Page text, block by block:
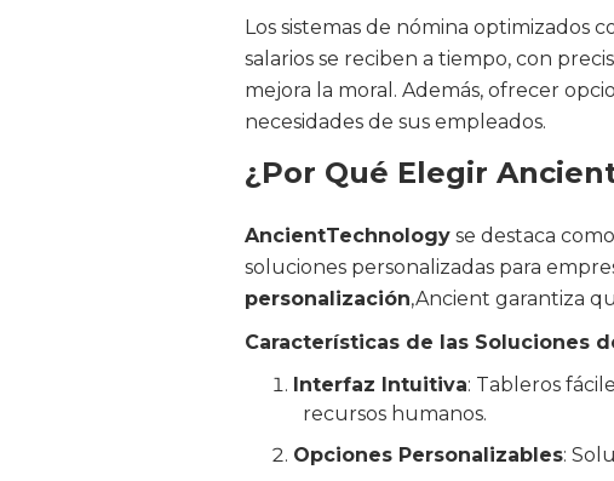
Los sistemas de nómina optimizados
salarios se reciben a tiempo, con
mejora la moral. Además, ofrecer
necesidades de sus empleados.
¿Por Qué Elegir
AncientTechnology se destaca
soluciones personalizadas para
personalización,Ancient garantiza
Características de las Soluciones
Interfaz Intuitiva: Tableros
recursos humanos.
Opciones Personalizables: